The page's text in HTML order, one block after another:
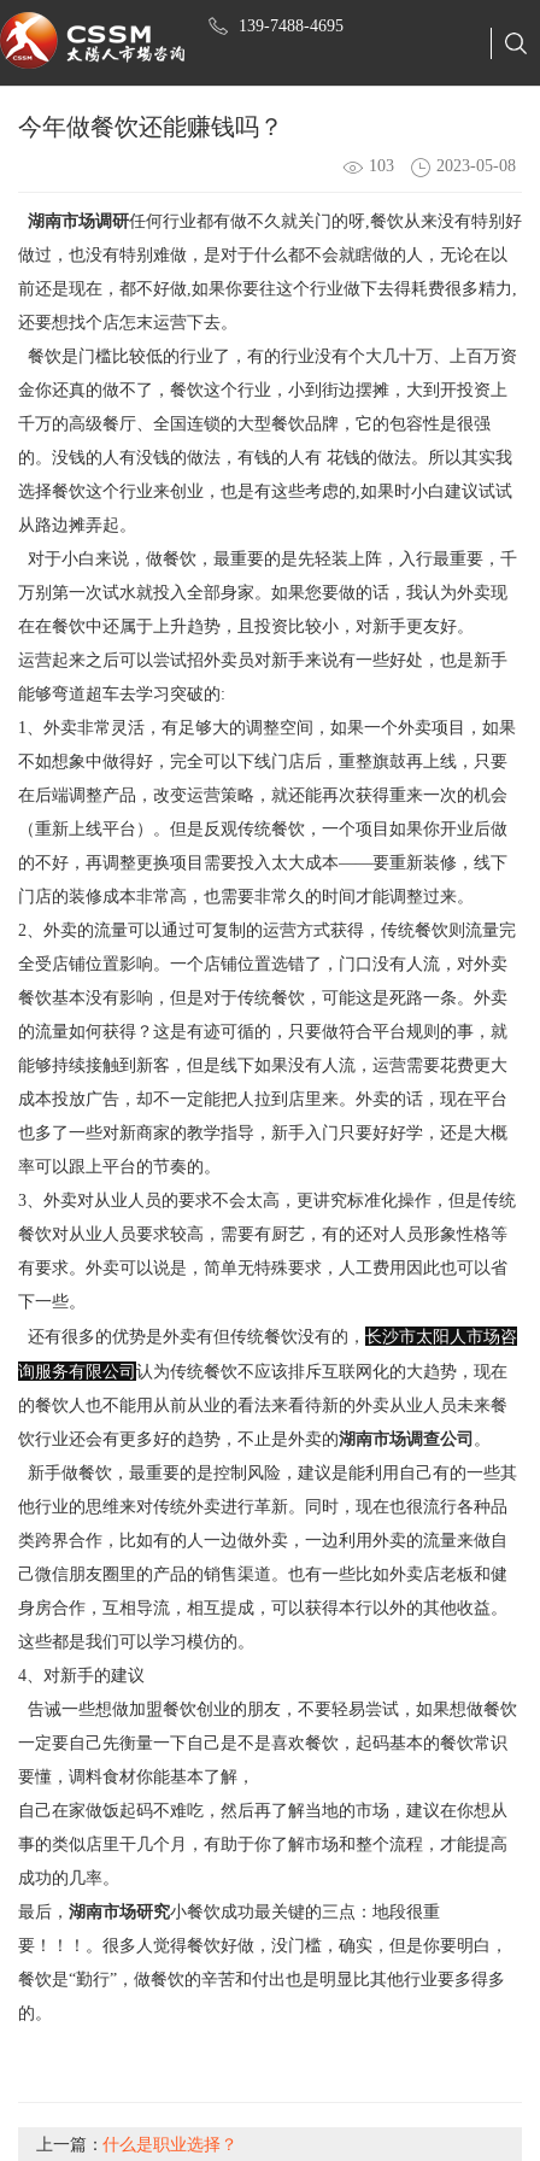
139-7488-4695
今年做餐饮还能赚钱吗？
103 2023-05-08
湖南市场调研任何行业都有做不久就关门的呀,餐饮从来没有特别好
做过，也没有特别难做，是对于什么都不会就瞎做的人，无论在以
前还是现在，都不好做,如果你要往这个行业做下去得耗费很多精力,
还要想找个店怎末运营下去。
餐饮是门槛比较低的行业了，有的行业没有个大几十万、上百万资
金你还真的做不了，餐饮这个行业，小到街边摆摊，大到开投资上
千万的高级餐厅、全国连锁的大型餐饮品牌，它的包容性是很强
的。没钱的人有没钱的做法，有钱的人有 花钱的做法。所以其实我
选择餐饮这个行业来创业，也是有这些考虑的,如果时小白建议试试
从路边摊弄起。
对于小白来说，做餐饮，最重要的是先轻装上阵，入行最重要，千
万别第一次试水就投入全部身家。如果您要做的话，我认为外卖现
在在餐饮中还属于上升趋势，且投资比较小，对新手更友好。
运营起来之后可以尝试招外卖员对新手来说有一些好处，也是新手
能够弯道超车去学习突破的:
1、外卖非常灵活，有足够大的调整空间，如果一个外卖项目，如果
不如想象中做得好，完全可以下线门店后，重整旗鼓再上线，只要
在后端调整产品，改变运营策略，就还能再次获得重来一次的机会
（重新上线平台）。但是反观传统餐饮，一个项目如果你开业后做
的不好，再调整更换项目需要投入太大成本——要重新装修，线下
门店的装修成本非常高，也需要非常久的时间才能调整过来。
2、外卖的流量可以通过可复制的运营方式获得，传统餐饮则流量完
全受店铺位置影响。一个店铺位置选错了，门口没有人流，对外卖
餐饮基本没有影响，但是对于传统餐饮，可能这是死路一条。外卖
的流量如何获得？这是有迹可循的，只要做符合平台规则的事，就
能够持续接触到新客，但是线下如果没有人流，运营需要花费更大
成本投放广告，却不一定能把人拉到店里来。外卖的话，现在平台
也多了一些对新商家的教学指导，新手入门只要好好学，还是大概
率可以跟上平台的节奏的。
3、外卖对从业人员的要求不会太高，更讲究标准化操作，但是传统
餐饮对从业人员要求较高，需要有厨艺，有的还对人员形象性格等
有要求。外卖可以说是，简单无特殊要求，人工费用因此也可以省
下一些。
还有很多的优势是外卖有但传统餐饮没有的， 长沙市太阳人市场咨
询服务有限公司 认为传统餐饮不应该排斥互联网化的大趋势，现在
的餐饮人也不能用从前从业的看法来看待新的外卖从业人员未来餐
饮行业还会有更多好的趋势，不止是外卖的湖南市场调查公司 。
新手做餐饮，最重要的是控制风险，建议是能利用自己有的一些其
他行业的思维来对传统外卖进行革新。同时，现在也很流行各种品
类跨界合作，比如有的人一边做外卖，一边利用外卖的流量来做自
己微信朋友圈里的产品的销售渠道。也有一些比如外卖店老板和健
身房合作，互相导流，相互提成，可以获得本行以外的其他收益。
这些都是我们可以学习模仿的。
4、对新手的建议
告诫一些想做加盟餐饮创业的朋友，不要轻易尝试，如果想做餐饮
一定要自己先衡量一下自己是不是喜欢餐饮，起码基本的餐饮常识
要懂，调料食材你能基本了解，
自己在家做饭起码不难吃，然后再了解当地的市场， 建议在你想从
事的类似店里干几个月，有助于你了解市场和整个流程，才能提高
成功的几率。
最后， 湖南市场研究小餐饮成功最关键的三点：地段很重
要！！！。很多人觉得餐饮好做，没门槛，确实，但是你要明白，
餐饮是“勤行”，做餐饮的辛苦和付出也是明显比其他行业要多得多
的。
上一篇：什么是职业选择？